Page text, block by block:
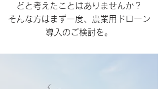
どと考えたことはありませんか？
そんな方はまず一度、農業用ドローン
導入のご検討を。